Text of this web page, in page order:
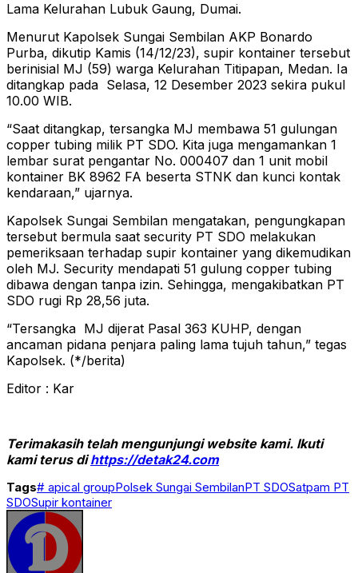
Lama Kelurahan Lubuk Gaung, Dumai.
Menurut Kapolsek Sungai Sembilan AKP Bonardo
Purba, dikutip Kamis (14/12/23), supir kontainer tersebut
berinisial MJ (59) warga Kelurahan Titipapan, Medan. Ia
ditangkap pada Selasa, 12 Desember 2023 sekira pukul
10.00 WIB.
“Saat ditangkap, tersangka MJ membawa 51 gulungan
copper tubing milik PT SDO. Kita juga mengamankan 1
lembar surat pengantar No. 000407 dan 1 unit mobil
kontainer BK 8962 FA beserta STNK dan kunci kontak
kendaraan,” ujarnya.
Kapolsek Sungai Sembilan mengatakan, pengungkapan
tersebut bermula saat security PT SDO melakukan
pemeriksaan terhadap supir kontainer yang dikemudikan
oleh MJ. Security mendapati 51 gulung copper tubing
dibawa dengan tanpa izin. Sehingga, mengakibatkan PT
SDO rugi Rp 28,56 juta.
“Tersangka MJ dijerat Pasal 363 KUHP, dengan
ancaman pidana penjara paling lama tujuh tahun,” tegas
Kapolsek. (*/berita)
Editor : Kar
Terimakasih telah mengunjungi website kami. Ikuti
kami terus dihttps://detak24.com
Tags# apical groupPolsek Sungai SembilanPT SDOSatpam PT
SDOSupir kontainer